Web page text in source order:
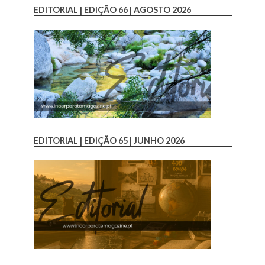
EDITORIAL | EDIÇÃO 66 | AGOSTO 2026
EDITORIAL | EDIÇÃO 65 | JUNHO 2026